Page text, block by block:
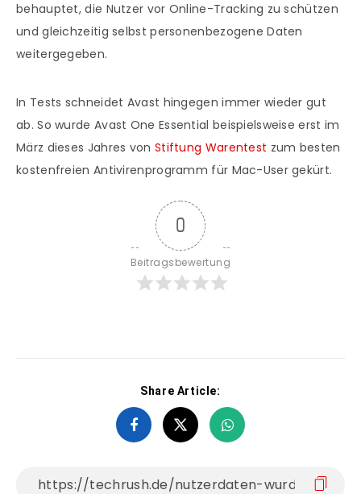
behauptet, die Nutzer vor Online-Tracking zu schützen
und gleichzeitig selbst personenbezogene Daten
weitergegeben.
In Tests schneidet Avast hingegen immer wieder gut
ab. So wurde Avast One Essential beispielsweise erst im
März dieses Jahres von Stiftung Warentest zum besten
kostenfreien Antivirenprogramm für Mac-User gekürt.
0
Beitragsbewertung
Share Article: